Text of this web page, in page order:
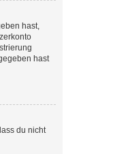
hast,
hast
du nicht